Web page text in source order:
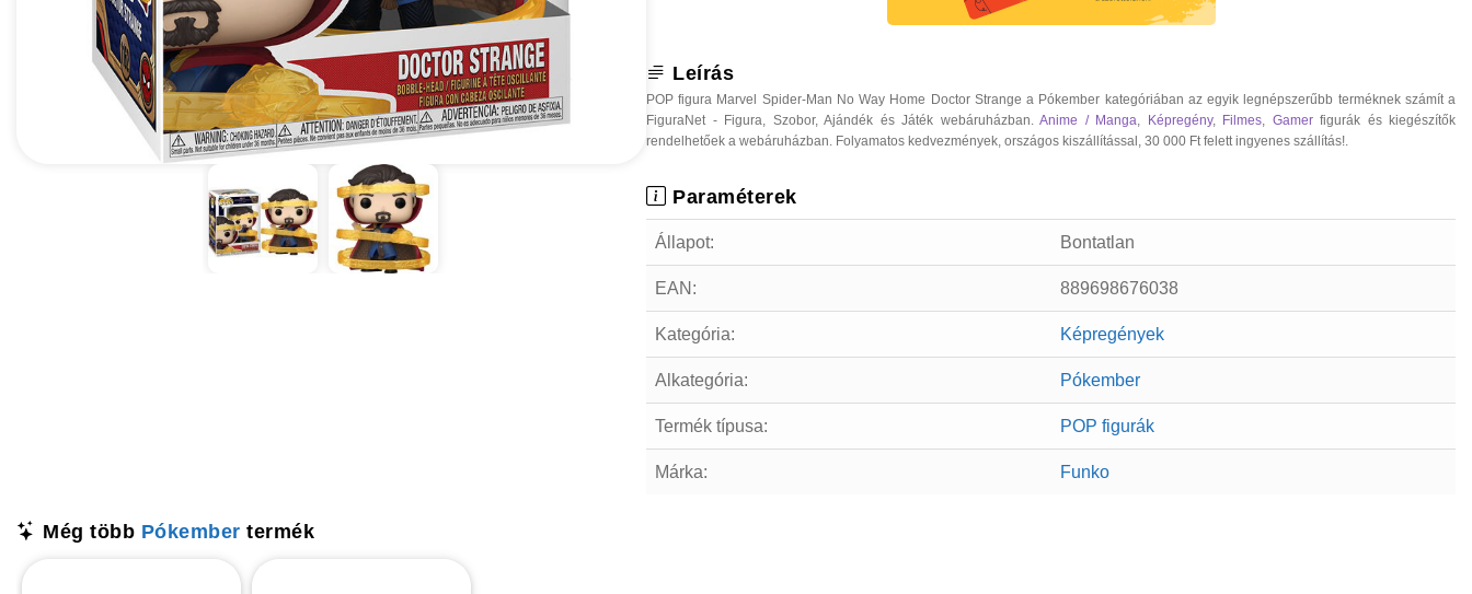
Leírás
POP figura Marvel Spider-Man No Way Home Doctor Strange a Pókember kategóriában az egyik legnépszerűbb terméknek számít a
FiguraNet - Figura, Szobor, Ajándék és Játék webáruházban. Anime / Manga Képregény, Filmes Gamerfigurák és kiegészítők
rendelhetőek a webáruházban. Folyamatos kedvezmények, országos kiszállítással, 30 000 Ft felett ingyenes szállítás!.
Paraméterek
Állapot: Bontatlan
EAN: 889698676038
Kategória: Képregények
Alkategória: Pókember
Termék típusa: POP figurák
Márka: Funko
Még több Pókember termék